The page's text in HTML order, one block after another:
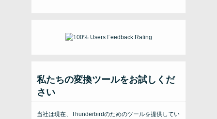
私たちの変換ツールをお試しくだ
さい
当社は現在、Thunderbirdのためのツールを提供してい